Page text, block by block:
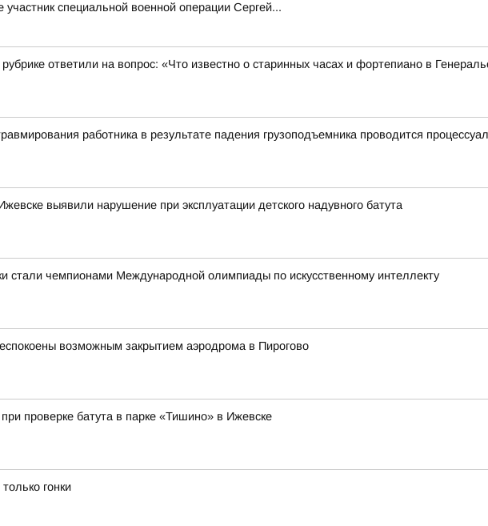
участник специальной военной операции Сергей...
ответили на вопрос: «Что известно о старинных часах и фортепиано в
работника в результате падения грузоподъемника проводится
выявили нарушение при эксплуатации детского надувного батута
стали чемпионами Международной олимпиады по искусственному интеллекту
возможным закрытием аэродрома в Пирогово
проверке батута в парке «Тишино» в Ижевске
гонки